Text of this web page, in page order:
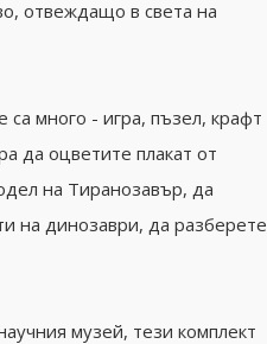
отвеждащо в света на
много - игра, пъзел, крафт
да оцветите плакат от
на Тиранозавър, да
на динозаври, да разберете
музей, тези комплект